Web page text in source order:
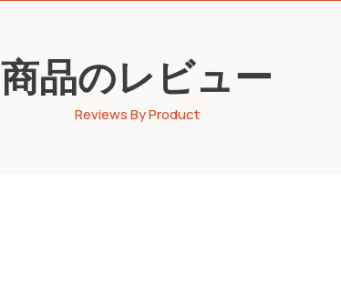
商品のレビュー
Reviews By Product